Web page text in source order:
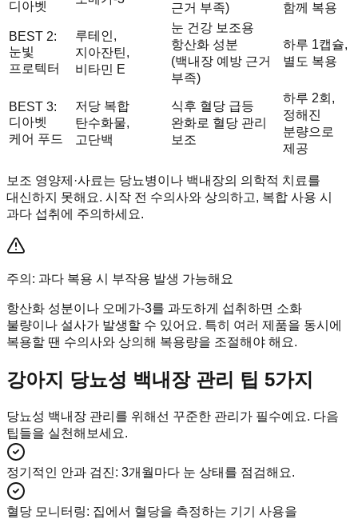
디아벳 근거 부족) 함께 복용
BEST 2:
눈빛
프로텍터
루테인,
지아잔틴,
비타민 E
눈 건강 보조용
항산화 성분
(백내장 예방 근거
부족)
하루 1캡슐,
별도 복용
BEST 3:
디아벳
케어 푸드
저당 복합
탄수화물,
고단백
식후 혈당 급등
완화로 혈당 관리
보조
하루 2회,
정해진
분량으로
제공
보조 영양제·사료는 당뇨병이나 백내장의 의학적 치료를
대신하지 못해요. 시작 전 수의사와 상의하고, 복합 사용 시
과다 섭취에 주의하세요.
주의: 과다 복용 시 부작용 발생 가능해요
항산화 성분이나 오메가-3를 과도하게 섭취하면 소화
불량이나 설사가 발생할 수 있어요. 특히 여러 제품을 동시에
복용할 땐 수의사와 상의해 복용량을 조절해야 해요.
강아지 당뇨성 백내장 관리 팁 5가지
당뇨성 백내장 관리를 위해선 꾸준한 관리가 필수예요. 다음
팁들을 실천해보세요.
정기적인 안과 검진: 3개월마다 눈 상태를 점검해요.
혈당 모니터링: 집에서 혈당을 측정하는 기기 사용을